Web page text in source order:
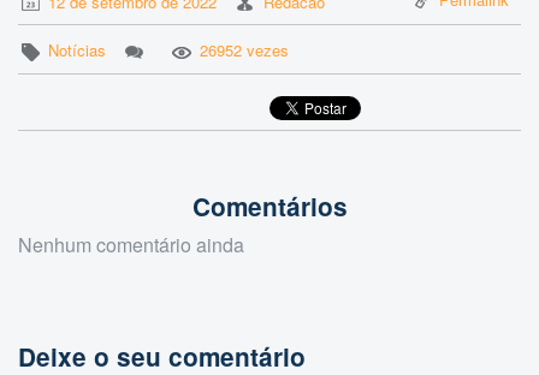
Notícias 26952 vezes
Comentários
Nenhum comentário ainda
Deixe o seu comentário